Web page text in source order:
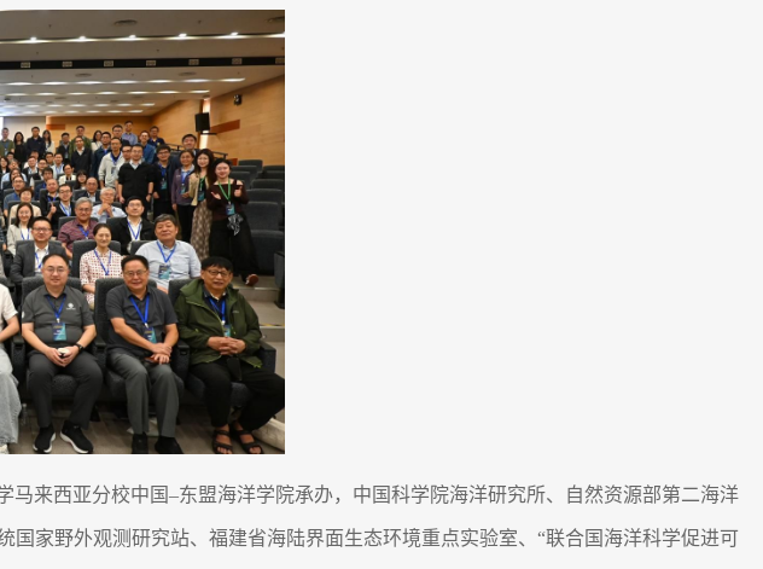
来西亚分校中国–东盟海洋学院承办，中国科学院海洋研究所、自然资源部第二海洋
家野外观测研究站、福建省海陆界面生态环境重点实验室、“联合国海洋科学促进可